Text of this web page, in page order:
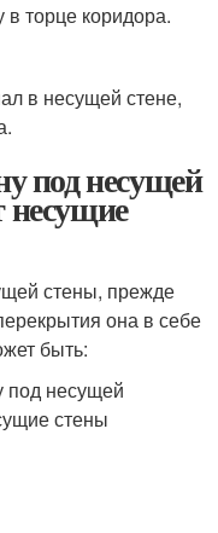
в торце коридора.
в несущей стене,
под несущей
стены, прежде
она в себе
быть: